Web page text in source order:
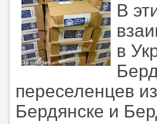
В
в
переселенцев
Бердянске и